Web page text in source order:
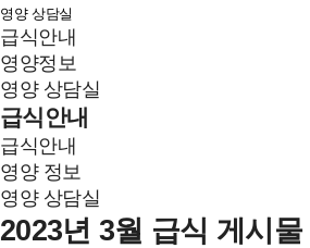
영양 상담실
급식안내
영양정보
영양 상담실
급식안내
급식안내
영양 정보
영양 상담실
2023년 3월 급식 게시물